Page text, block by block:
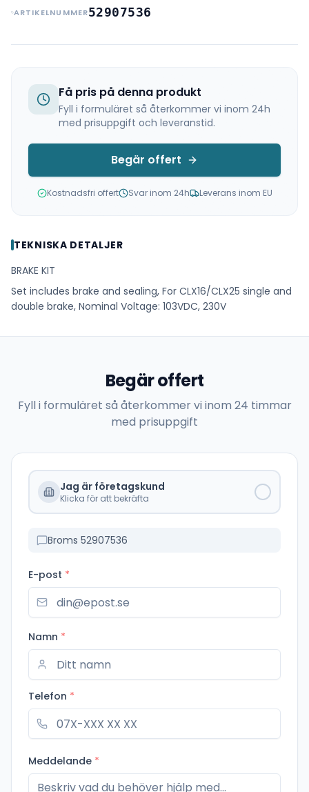
ARTIKELNUMMER52907536
Få pris på denna produkt
Fyll i formuläret så återkommer vi inom 24h
med prisuppgift och leveranstid.
Begär offert
Kostnadsfri offert Svar inom 24h Leverans inom EU
TEKNISKA DETALJER
BRAKE KIT
Set includes brake and sealing, For CLX16/CLX25 single and
double brake, Nominal Voltage: 103VDC, 230V
Begär offert
Fyll i formuläret så återkommer vi inom 24 timmar
med prisuppgift
Jag är företagskund
Klicka för att bekräfta
Broms 52907536
E-post *
Namn *
Telefon *
Meddelande *